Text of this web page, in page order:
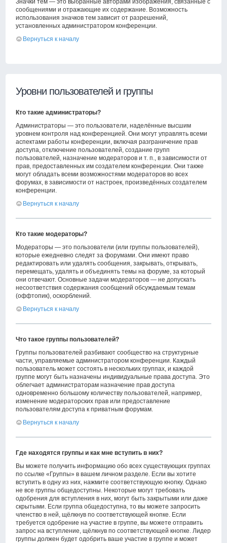
Значки тем — это выбранные авторами изображения, связанные с
сообщениями и отражающие их содержание. Возможность
использования значков тем зависит от разрешений,
установленных администратором конференции.
Вернуться к началу
Уровни пользователей и группы
Кто такие администраторы?
Администраторы — это пользователи, наделённые высшим
уровнем контроля над конференцией. Они могут управлять всеми
аспектами работы конференции, включая разграничение прав
доступа, отключение пользователей, создание групп
пользователей, назначение модераторов и т. п., в зависимости от
прав, предоставленных им создателем конференции. Они также
могут обладать всеми возможностями модераторов во всех
форумах, в зависимости от настроек, произведённых создателем
конференции.
Вернуться к началу
Кто такие модераторы?
Модераторы — это пользователи (или группы пользователей),
которые ежедневно следят за форумами. Они имеют право
редактировать или удалять сообщения, закрывать, открывать,
перемещать, удалять и объединять темы на форуме, за который
они отвечают. Основные задачи модераторов — не допускать
несоответствия содержания сообщений обсуждаемым темам
(оффтопик), оскорблений.
Вернуться к началу
Что такое группы пользователей?
Группы пользователей разбивают сообщество на структурные
части, управляемые администратором конференции. Каждый
пользователь может состоять в нескольких группах, и каждой
группе могут быть назначены индивидуальные права доступа. Это
облегчает администраторам назначение прав доступа
одновременно большому количеству пользователей, например,
изменение модераторских прав или предоставление
пользователям доступа к приватным форумам.
Вернуться к началу
Где находятся группы и как мне вступить в них?
Вы можете получить информацию обо всех существующих группах
по ссылке «Группы» в вашем личном разделе. Если вы хотите
вступить в одну из них, нажмите соответствующую кнопку. Однако
не все группы общедоступны. Некоторые могут требовать
одобрения для вступления в них, могут быть закрытыми или даже
скрытыми. Если группа общедоступна, то вы можете запросить
членство в ней, щёлкнув по соответствующей кнопке. Если
требуется одобрение на участие в группе, вы можете отправить
запрос на вступление, щёлкнув по соответствующей кнопке. Лидер
группы должен будет одобрить ваше участие в группе и может